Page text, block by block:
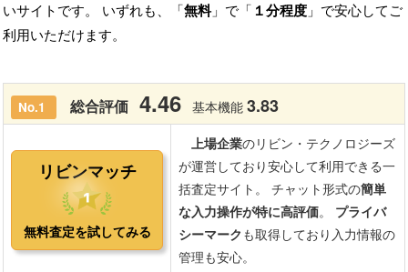
いサイトです。 いずれも、「無料」で「 １分程度 」で安心してご
利用いただけます。